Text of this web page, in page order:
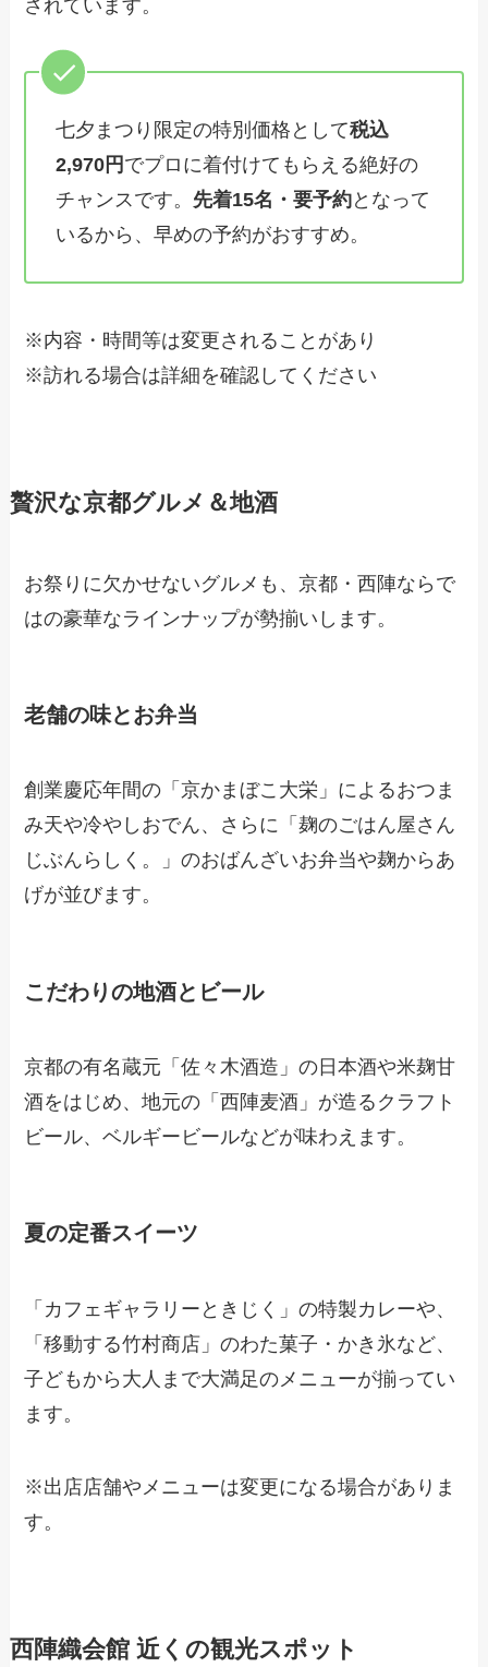
されています。
七夕まつり限定の特別価格として税込
2,970円 でプロに着付けてもらえる絶好の
チャンスです。 先着15名・要予約となって
いるから、早めの予約がおすすめ。
※内容・時間等は変更されることがあり
※訪れる場合は詳細を確認してください
贅沢な京都グルメ＆地酒
お祭りに欠かせないグルメも、京都・西陣ならで
はの豪華なラインナップが勢揃いします。
老舗の味とお弁当
創業慶応年間の「京かまぼこ大栄」によるおつま
み天や冷やしおでん、さらに「麹のごはん屋さん
じぶんらしく。」のおばんざいお弁当や麹からあ
げが並びます。
こだわりの地酒とビール
京都の有名蔵元「佐々木酒造」の日本酒や米麹甘
酒をはじめ、地元の「西陣麦酒」が造るクラフト
ビール、ベルギービールなどが味わえます。
夏の定番スイーツ
「カフェギャラリーときじく」の特製カレーや、
「移動する竹村商店」のわた菓子・かき氷など、
子どもから大人まで大満足のメニューが揃ってい
ます。
※出店店舗やメニューは変更になる場合がありま
す。
西陣織会館 近くの観光スポット